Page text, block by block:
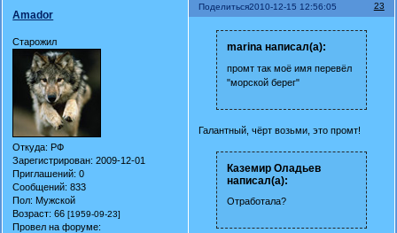
Поделиться 23
2010-12-15 12:56:05
Amador
Старожил
Откуда: РФ
Зарегистрирован: 2009-12-01
Приглашений: 0
Сообщений: 833
Пол: Мужской
Возраст: 66[1959-09-23]
Провел на форуме:
marina написал(а):
промт так моё имя перевёл
"морской берег"
Галантный, чёрт возьми, это промт!
Каземир Оладьев
написал(а):
Отработала?